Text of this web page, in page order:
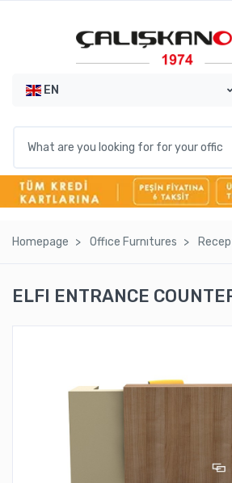
EN
Homepage Offıce Furnıtures
ELFI ENTRANCE